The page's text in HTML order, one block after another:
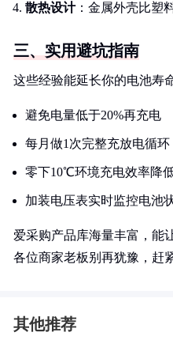
散热设计：金属外壳比塑
三、实用避坑指南
这些经验能延长你的电池寿
避免电量低于20%再充电
每月做1次完整充放电循环
零下10℃环境充电效率降
加装电压表实时监控电池
爱采购产品库海量丰富，能
各位商家老板别再犹豫，赶
其他推荐